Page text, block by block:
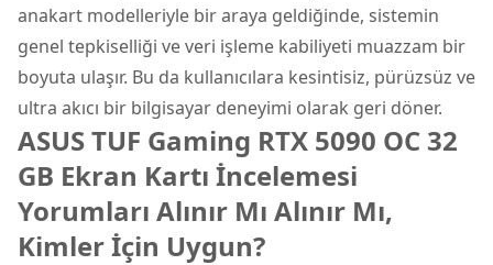
anakart modelleriyle bir araya geldiğinde, sistemin
genel tepkiselliği ve veri işleme kabiliyeti muazzam bir
boyuta ulaşır. Bu da kullanıcılara kesintisiz, pürüzsüz ve
ultra akıcı bir bilgisayar deneyimi olarak geri döner.
ASUS TUF Gaming RTX 5090 OC 32
GB Ekran Kartı İncelemesi
Yorumları Alınır Mı Alınır Mı,
Kimler İçin Uygun?